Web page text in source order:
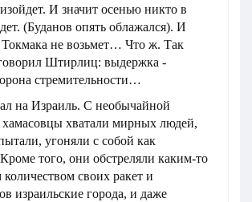
И значит осенью никто в
(Буданов опять облажался). И
не возьмет… Что ж. Так
Штирлиц: выдержка -
стремительности…
на Израиль. С необычайной
хамасовцы хватали мирных людей,
угоняли с собой как
того, они обстреляли каким-то
своих ракет и
израильские города, и даже